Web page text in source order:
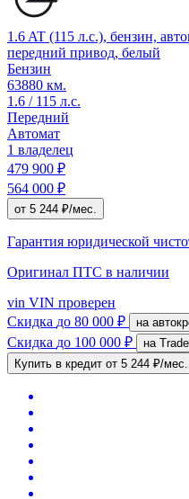
1.6 AT (115 л.с.), бензин,
передний привод, белый
Бензин
63880 км.
1.6 / 115 л.с.
Передний
Автомат
1 владелец
479 900 ₽
564 000 ₽
от 5 244 ₽/мес.
Гарантия юридической
Оригинал ПТС в наличии
vin VIN проверен
Скидка до 80 000 ₽ на
Скидка до 100 000 ₽
на
Купить в кредит от 5 244 ₽/мес.